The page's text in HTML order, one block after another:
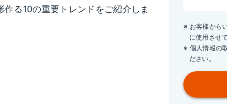
る10の重要トレンドをご紹介しま
※ お客様から
に使用させ
※ 個人情報の
ださい。